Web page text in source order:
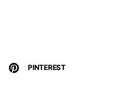
PINTEREST